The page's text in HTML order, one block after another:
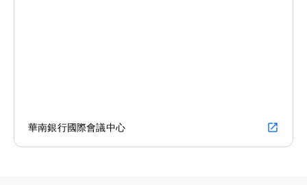
華南銀行國際會議中心 open_in_new